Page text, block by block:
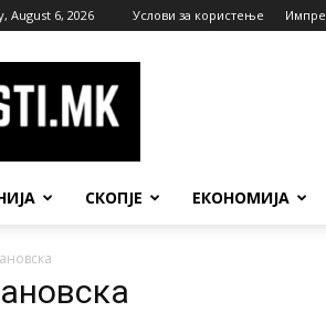
August 6, 2026 Услови за користење
СКОПЈЕ ЕКОНОМИЈА